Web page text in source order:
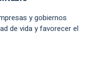
y gobiernos
de vida y favorecer el